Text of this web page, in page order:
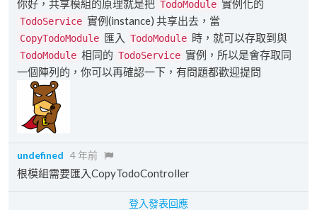
你好，共享模組的原理就是把 TodoModule 實例化的
TodoService 實例(instance) 共享出去，當
CopyTodoModule 匯入 TodoModule 時，就可以存取到與
TodoModule 相同的 TodoService 實例，所以是會存取同
一個陣列的，你可以再確認一下，有問題都歡迎提問
undefined 4 年前
根模組需要匯入CopyTodoController
登入發表回應